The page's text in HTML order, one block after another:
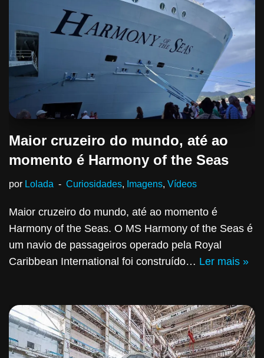
Maior cruzeiro do mundo, até ao
momento é Harmony of the Seas
por Lolada Curiosidades, Imagens, Vídeos
Maior cruzeiro do mundo, até ao momento é
Harmony of the Seas. O MS Harmony of the Seas é
um navio de passageiros operado pela Royal
Caribbean International foi construído… Ler mais »